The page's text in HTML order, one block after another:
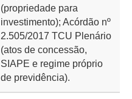
(propriedade para
investimento); Acórdão nº
2.505/2017 TCU Plenário
(atos de concessão,
SIAPE e regime próprio
de previdência).